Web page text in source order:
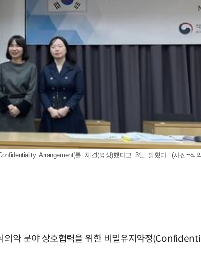
Arrangement)를 체결(영상)했다고 3일 밝혔다. (사진=식
의약 분야 상호협력을 위한 비밀유지약정